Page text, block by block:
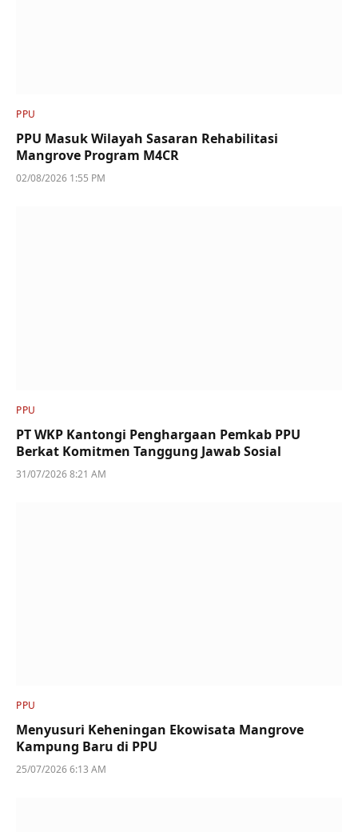
PPU
PPU Masuk Wilayah Sasaran Rehabilitasi
Mangrove Program M4CR
02/08/2026 1:55 PM
PPU
PT WKP Kantongi Penghargaan Pemkab PPU
Berkat Komitmen Tanggung Jawab Sosial
31/07/2026 8:21 AM
PPU
Menyusuri Keheningan Ekowisata Mangrove
Kampung Baru di PPU
25/07/2026 6:13 AM